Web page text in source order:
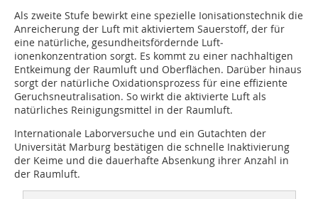
Als zweite Stufe bewirkt eine spezielle Ionisationstechnik die
Anreicherung der Luft mit aktiviertem Sauerstoff, der für
eine natürliche, gesundheitsfördernde Luft­
ionenkonzentration sorgt. Es kommt zu einer nachhaltigen
Entkeimung der Raumluft und Oberflächen. Darüber hinaus
sorgt der natürliche Oxidationsprozess für eine effiziente
Geruchsneutralisation. So wirkt die aktivierte Luft als
natürliches Reinigungsmittel in der Raumluft.
Internationale Laborversuche und ein Gutachten der
Universität Marburg bestätigen die schnelle Inaktivierung
der Keime und die dauerhafte Absenkung ihrer Anzahl in
der Raumluft.